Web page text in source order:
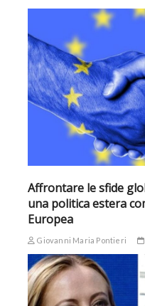
Affrontare le sfide
una politica estera
Europea
Giovanni Maria Pontieri